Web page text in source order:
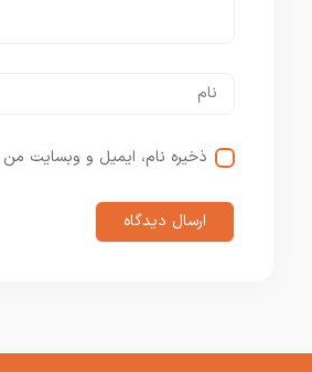
ذخیره نام، ایمیل و وبسایت من